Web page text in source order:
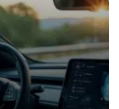
sur la voiture